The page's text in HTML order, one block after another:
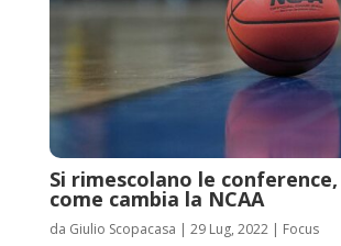
Si rimescolano le conference,
come cambia la NCAA
da Giulio Scopacasa | 29 Lug, 2022| Focus